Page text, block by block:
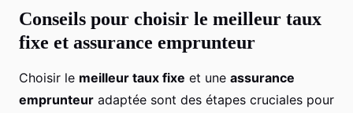
Conseils pour choisir le meilleur taux
fixe et assurance emprunteur
Choisir le meilleur taux fixe et une assurance
emprunteur adaptée sont des étapes cruciales pour